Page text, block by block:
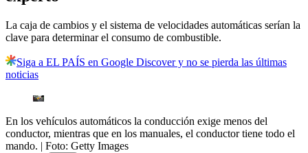
La caja de cambios y el sistema de velocidades automáticas serían la
clave para determinar el consumo de combustible.
Siga a EL PAÍS en Google Discover y no se pierda las últimas
noticias
En los vehículos automáticos la conducción exige menos del
conductor, mientras que en los manuales, el conductor tiene todo el
mando. | Foto: Getty Images